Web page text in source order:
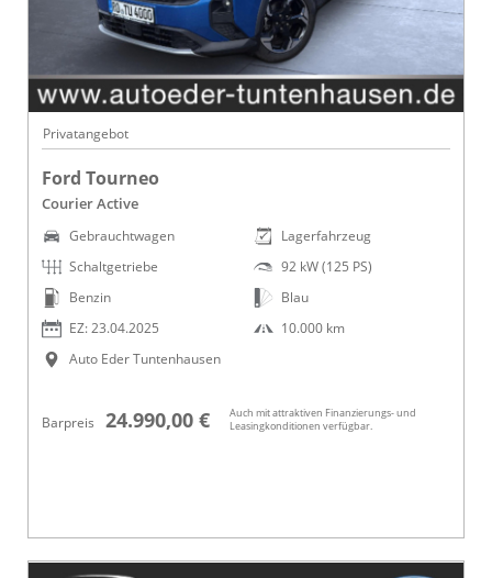
Privatangebot
Ford Tourneo
Courier Active
Gebrauchtwagen
Schaltgetriebe
Benzin
EZ: 23.04.2025
Auto Eder Tuntenhausen
Lagerfahrzeug
92 kW (125 PS)
Blau
10.000 km
Barpreis 24.990,00 €
Auch mit attraktiven Finanzierungs- und
Leasingkonditionen verfügbar.